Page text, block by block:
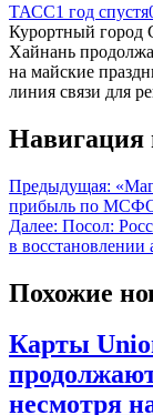
ТАСС1 год спустя
Курортный город
Хайнань
на майские
линия связи для
Навигация
Предыдущая:
прибыль по
Далее: Посол:
в восстановлении
Похожие
Карты
несмотря